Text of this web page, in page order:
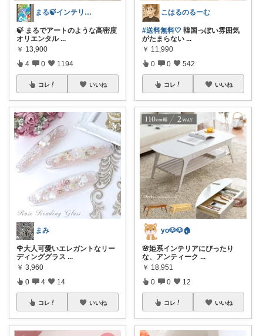
まる🍃インテリア×くらし
🍃 まるでアートのような高密度
オリエンタル ...
￥ 13,900
4 0 1194
コレ いいね
まみ
🌹大人可愛いエレガントなリー
ディンググラス ...
￥ 3,960
0 4 14
コレ いいね
こはるのるーむ
#送料無料🤍 韓国っぽい雰囲気
がたまらない ...
￥ 11,990
0 0 542
コレ いいね
yo🐶🐶🏠
🌸姫系インテリアにぴったり
な、アンティーク ...
￥ 18,951
0 0 12
コレ いいね